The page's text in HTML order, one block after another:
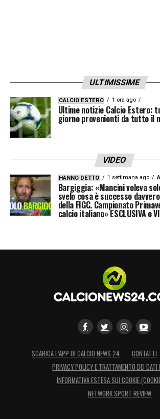
ULTIMISSIME
CALCIO ESTERO 1 ora ago
Ultime notizie Calcio Estero:
giorno provenienti da tutto il
VIDEO
HANNO DETTO 1 settimana ago
Bargiggia: «Mancini voleva
svelo cosa è successo
della FIGC. Campionato
calcio italiano» ESCLUSIVA e
SCARICA L’APP DI CALCIO NEWS 24 CONTATTI
PRIVACY POLICY E TRATTAMENTO DEI DATI
INFORMATIVA ESTESA SUI COOKIE
NETWORK SPORT REVIEW